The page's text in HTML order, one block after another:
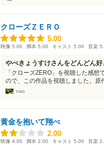
クローズＺＥＲＯ
5.00
5.00
映像 5.00 脚本 5.00 キャスト 5.00 音楽
やべきょうすけさんをどんどん好
「クローズZERO」を視聴した感
ので、この作品を視聴しました。原
nao
黄金を抱いて翔べ
2.00
2.00
映像 4.00 脚本 2.00 キャスト 5.00 音楽